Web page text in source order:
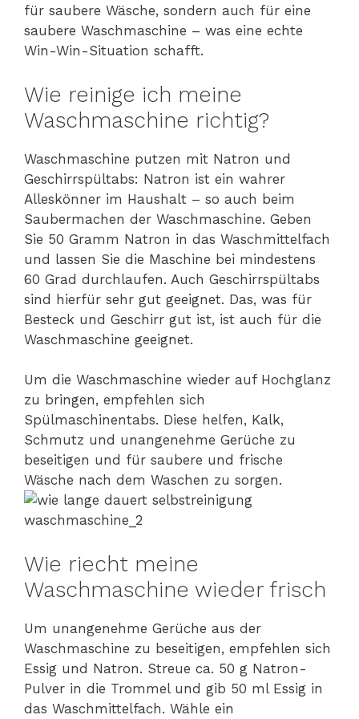
für saubere Wäsche, sondern auch für eine
saubere Waschmaschine – was eine echte
Win-Win-Situation schafft.
Wie reinige ich meine
Waschmaschine richtig?
Waschmaschine putzen mit Natron und
Geschirrspültabs: Natron ist ein wahrer
Alleskönner im Haushalt – so auch beim
Saubermachen der Waschmaschine. Geben
Sie 50 Gramm Natron in das Waschmittelfach
und lassen Sie die Maschine bei mindestens
60 Grad durchlaufen. Auch Geschirrspültabs
sind hierfür sehr gut geeignet. Das, was für
Besteck und Geschirr gut ist, ist auch für die
Waschmaschine geeignet.
Um die Waschmaschine wieder auf Hochglanz
zu bringen, empfehlen sich
Spülmaschinentabs. Diese helfen, Kalk,
Schmutz und unangenehme Gerüche zu
beseitigen und für saubere und frische
Wäsche nach dem Waschen zu sorgen.
Wie riecht meine
Waschmaschine wieder frisch
Um unangenehme Gerüche aus der
Waschmaschine zu beseitigen, empfehlen sich
Essig und Natron. Streue ca. 50 g Natron-
Pulver in die Trommel und gib 50 ml Essig in
das Waschmittelfach. Wähle ein